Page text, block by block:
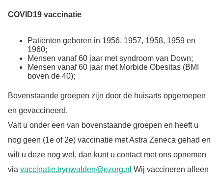
COVID19 vaccinatie
Patiënten geboren in 1956, 1957, 1958, 1959 en
1960;
Mensen vanaf 60 jaar met syndroom van Down;
Mensen vanaf 60 jaar met Morbide Obesitas (BMI
boven de 40);
Bovenstaande groepen zijn door de huisarts opgeroepen
en gevaccineerd.
Valt u onder een van bovenstaande groepen en heeft u
nog geen (1e of 2e) vaccinatie met Astra Zeneca gehad en
wilt u deze nog wel, dan kunt u contact met ons opnemen
via vaccinatie.trynwalden@ezorg.nl Wij vaccineren alleen